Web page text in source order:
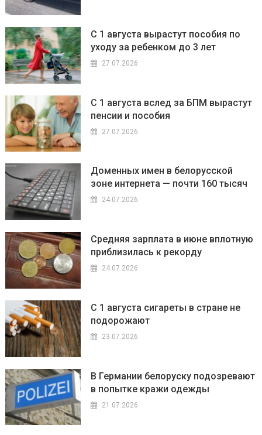
С 1 августа вырастут пособия по
уходу за ребенком до 3 лет
27.07.2026
С 1 августа вслед за БПМ вырастут
пенсии и пособия
27.07.2026
Доменных имен в белорусской
зоне интернета — почти 160 тысяч
24.07.2026
Средняя зарплата в июне вплотную
приблизилась к рекорду
24.07.2026
С 1 августа сигареты в стране не
подорожают
23.07.2026
В Германии белоруску подозревают
в попытке кражи одежды
21.07.2026